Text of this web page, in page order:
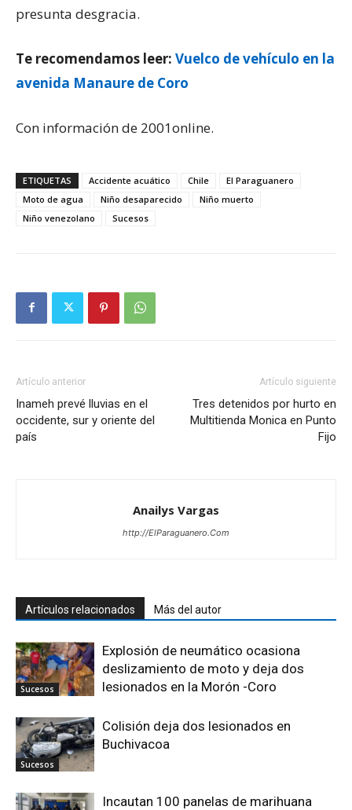
presunta desgracia.
Te recomendamos leer: Vuelco de vehículo en la
avenida Manaure de Coro
Con información de 2001online.
ETIQUETAS Accidente acuático Chile
El Paraguanero
Moto de agua
Niño desaparecido
Niño muerto
Niño venezolano
Sucesos
Artículo anterior
Inameh prevé lluvias en el
occidente, sur y oriente del
país
Artículo siguiente
Tres detenidos por hurto en
Multitienda Monica en Punto
Fijo
Anailys Vargas
http://ElParaguanero.Com
Artículos relacionados Más del autor
Sucesos
Explosión de neumático ocasiona
deslizamiento de moto y deja dos
lesionados en la Morón -Coro
Sucesos
Colisión deja dos lesionados en
Buchivacoa
Incautan 100 panelas de marihuana